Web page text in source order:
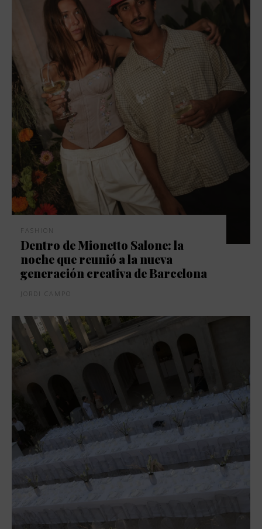
FASHION
Dentro de Mionetto Salone: la
noche que reunió a la nueva
generación creativa de Barcelona
JORDI CAMPO